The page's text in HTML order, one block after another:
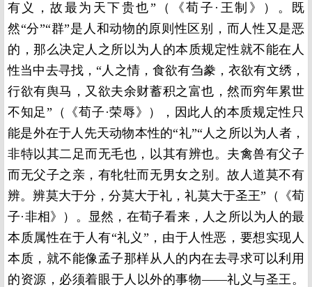
有义，故最为天下贵也”（《荀子·王制》）。既
然“分”“群”是人和动物的原则性区别，而人性又是恶
的，那么决定人之所以为人的本质规定性就不能在人
性当中去寻找，“人之情，食欲有刍豢，衣欲有文绣，
行欲有舆马，又欲夫余财蓄积之富也，然而穷年累世
不知足”（《荀子·荣辱》），因此人的本质规定性只
能是外在于人先天动物本性的“礼”“人之所以为人者，
非特以其二足而无毛也，以其有辨也。夫禽兽有父子
而无父子之亲，有牝牡而无男女之别。故人道莫不有
辨。辨莫大于分，分莫大于礼，礼莫大于圣王”（《荀
子·非相》）。显然，在荀子看来，人之所以为人的最
本质属性在于人有“礼义”，由于人性恶，要想实现人
本质，就不能像孟子那样从人的内在去寻求可以利用
的资源，必须着眼于人以外的事物——礼义与圣王。